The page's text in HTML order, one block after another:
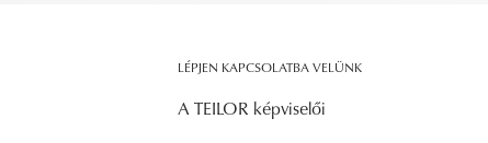
LÉPJEN KAPCSOLATBA VELÜNK
A TEILOR képviselői